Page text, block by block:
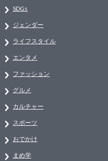
SDGs
ジェンダー
ライフスタイル
エンタメ
ファッション
グルメ
カルチャー
スポーツ
おでかけ
まめ学